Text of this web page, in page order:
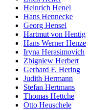
Heinrich Henel
Hans Hennecke
Georg Hensel
Hartmut von Hentig
Hans Werner Henze
Iryna Herasimovich
Zbigniew Herbert
Gerhard F. Hering
Judith Hermann
Stefan Hertmans
Thomas Hettche
Otto Heuschele